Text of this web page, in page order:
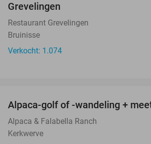
Grevelingen
Restaurant Grevelingen
Bruinisse
Verkocht: 1.074
Alpaca-golf of -wandeling +
Alpaca & Falabella Ranch
Kerkwerve